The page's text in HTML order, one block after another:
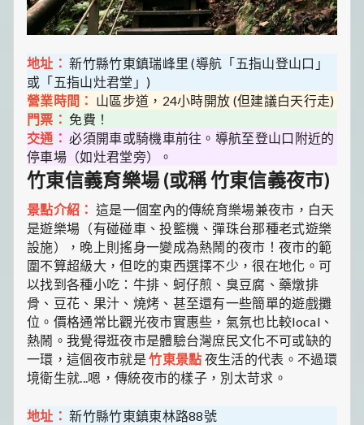
地址： 新竹縣竹東鎮瑞峰里 (導航「五指山登山口」
或「五指山灶君堂」)
營業時間： 山區步道，24小時開放 (但建議白天行走)
門票： 免費！
交通： 必須開車或騎機車前往。導航至登山口附近的
停車場（如灶君堂旁）。
竹東信義育樂場 (或稱 竹東信義夜市)
景點介紹： 這是一個室內的傳統育樂場兼夜市，白天
是遊樂場（有碰碰車、投籃機、彈珠台那種老式遊樂
設施），晚上則搖身一變成為熱鬧的夜市！夜市的範
圍不算超級大，但吃的東西選擇不少，很在地化。可
以找到各種小吃：牛排、蚵仔煎、臭豆腐、藥燉排
骨、豆花、果汁、燒烤、甚至還有一些簡單的遊戲攤
位。價格通常比觀光夜市實惠些，氣氛也比較local、
熱鬧。我覺得逛夜市是體驗台灣庶民文化不可或缺的
一環，這個夜市就是竹東景點 夜生活的代表。不過環
境衛生就...嗯，傳統夜市的樣子，別太苛求。
地址： 新竹縣竹東鎮東林路88號